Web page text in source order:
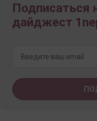
Подписаться
дайджест